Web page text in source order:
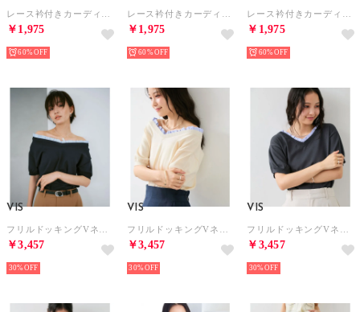
￥1,975
60%
￥1,975
60%
￥1,975
60%
VIS
￥3,457
30%
VIS
￥3,457
30%
VIS
￥3,457
30%